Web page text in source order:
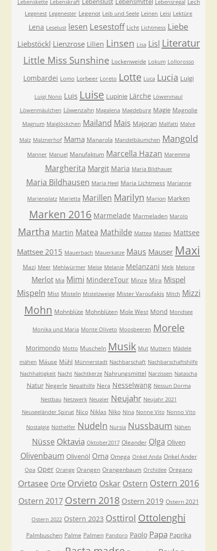
Lebenskette Lebenskraft Lebensregal Lech
Legenest Legenester Legenot Leib und Seele Leinen Leisi Lektüre
Lena Leselust lesen Lesestoff Licht Lichtmess Liebe
Liebstöckl Lienzrose Lilien Linsen Lisa Lisl Literatur
Little Miss Sunshine Lockenweide Lokum Lollorosso
Lombardei Lomo Lorbeer Loreto Lotte Luca Lucia Luigi
Luigi Nono Luis Luise Lupinie Lärche Löwenmaul
Löwenmäulchen Löwenzahn Magalena Magdeburg Magie Magnolie
Magnum Maiglöckchen Mailand Mais Majoran Malfatti Malve
Malz Malznerhof Mama Manarola Mandelbäumchen Mangold
Manner Manuel Manufaktum Marcella Hazan Maremma
Margherita Margit Maria Maria Bildhauer
Maria Bildhausen Maria Heel Maria Lichtmess Marianne
Marienplatz Marietta Marillen Marilyn Marion Marken
Marken 2016 Marmelade Marmeladen Marolo
Martha Martin Matea Mathilde Mattea Matteo Mattsee
Mattsee 2015 Mauerbach Mauerkatze Maus Mauser Maxi
Mazi Meer Mehlwürmer Meise Melanie Melanzani Melk Melone
Merlot Mia Mimi MindereTour Minze Mira Mispel
Mispeln Mist Misteln Mistelzweige Mister Varoufakis Mitch Mizzi
Mohn Mohnblüte Mohnblüten Mole West Mond Mondsee
Monika und Maria Monte Oliveto Moosbeeren Morele
Morimondo Motto Muscheln Musik Mut Muttern Mädele
mähen Mäuse Mühl Münnerstadt Nachbarschaft Nachbarschaftshilfe
Nachhaltigkeit Nacht Nachtkerze Nahrungsmittel Narzissen Natascha
Natur Negerle Nepalhilfe Nera Nesselwang Nessun Dorma
Nestbau Netzwerk Neugier Neujahr Neujahr 2021
Neuseeländer Spinat Nico Niklas Niko Nina Nonne Vito Nonno Vito
Nostalgie Nothelfer Nudeln Nursia Nussbaum Nähen
Nüsse Oktavia Oktober2017 Oleander Olga Oliven
Olivenbaum Olivenöl Oma Omega Onkel Anda Onkel Ander
Opa Oper Orange Orangen Orangenbaum Orchidee Oregano
Ortasee Orte Orvieto Oskar Ostern Ostern 2016
Ostern 2017 Ostern 2018 Ostern 2019 Ostern 2021
Ostern 2022 Ostern 2023 Osttirol Ottolenghi
Palmbuschen Palme Palmen Pandoro Paolo Papa Paprika